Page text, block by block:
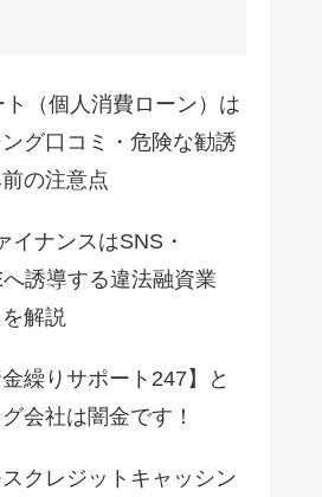
（個人消費ローン）は
グ口コミ・危険な勧誘
の注意点
イナンスはSNS・
誘導する違法融資業
解説
繰りサポート247】と
会社は闇金です！
スクレジットキャッシン